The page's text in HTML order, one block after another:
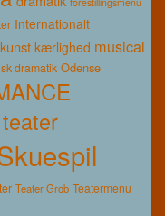
Internationalt
kunst kærlighed musical
dramatik Odense
Teater Grob Teatermenu